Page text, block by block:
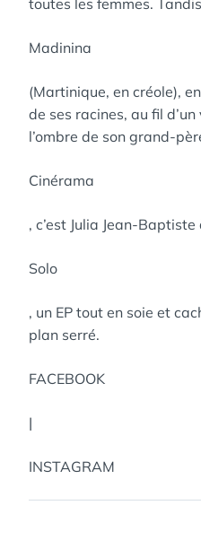
toutes les femmes.
Madinina
(Martinique, en créole),
de ses racines, au fil
l’ombre de son grand-
Cinérama
, c’est Julia Jean-
Solo
, un EP tout en soie et
plan serré.
FACEBOOK
|
INSTAGRAM